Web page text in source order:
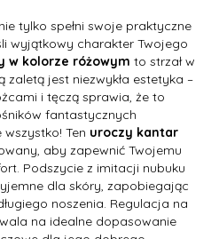
tylko spełni swoje praktyczne
wyjątkowy charakter Twojego
w kolorze różowym to strzał w
zaletą jest niezwykła estetyka –
i tęczą sprawia, że to
fantastycznych
Ten uroczy kantar
aby zapewnić Twojemu
Podszycie z imitacji nubuku
dla skóry, zapobiegając
noszenia. Regulacja na
na idealne dopasowanie